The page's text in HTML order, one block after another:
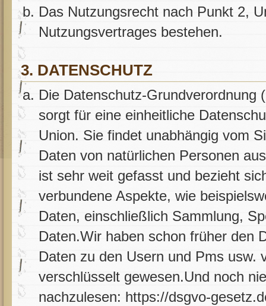
Das Nutzungsrecht nach Punkt 2,
Nutzungsvertrages bestehen.
3. DATENSCHUTZ
Die Datenschutz-
sorgt für eine einheitliche
Union. Sie findet unabhängig vom
Daten von natürlichen Personen
ist sehr weit gefasst und bezieht
verbundene Aspekte, wie
Daten, einschließlich Sammlung,
Daten.Wir haben schon früher den
Daten zu den Usern und Pms usw.
verschlüsselt gewesen.Und noch
nachzulesen: https://dsgvo-